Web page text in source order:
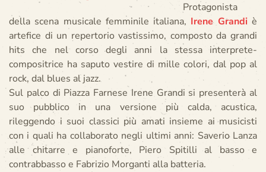
Protagonista
della scena musicale femminile italiana, Irene Grandi è
artefice di un repertorio vastissimo, composto da grandi
hits che nel corso degli anni la stessa interprete-
compositrice ha saputo vestire di mille colori, dal pop al
rock, dal blues al jazz.
Sul palco di Piazza Farnese Irene Grandi si presenterà al
suo pubblico in una versione più calda, acustica,
rileggendo i suoi classici più amati insieme ai musicisti
con i quali ha collaborato negli ultimi anni: Saverio Lanza
alle chitarre e pianoforte, Piero Spitilli al basso e
contrabbasso e Fabrizio Morganti alla batteria.